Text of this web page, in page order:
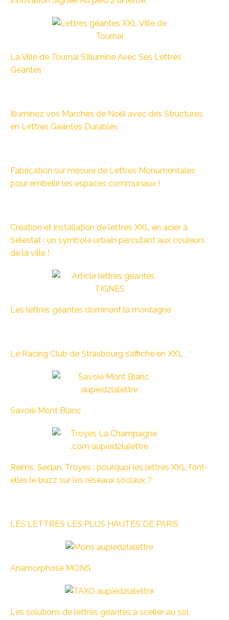
La Ville de Tournai S’illumine Avec Ses Lettres
Géantes
Illuminez vos Marchés de Noël avec des Structures
en Lettres Géantes Durables
Fabrication sur mesure de Lettres Monumentales
pour embellir les espaces communaux !
Création et installation de lettres XXL en acier à
Sélestat : un symbole urbain percutant aux couleurs
de la ville !
Les lettres géantes dominent la montagne
Le Racing Club de Strasbourg s’affiche en XXL
Savoie Mont Blanc
Reims, Sedan, Troyes : pourquoi les lettres XXL font-
elles le buzz sur les réseaux sociaux ?
LES LETTRES LES PLUS HAUTES DE PARIS
Anamorphose MONS
Les solutions de lettres géantes à sceller au sol,